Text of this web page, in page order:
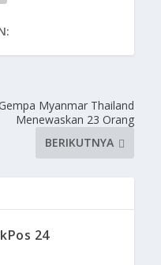
Gempa Myanmar Thailand
Menewaskan 23 Orang
BERIKUTNYA
24